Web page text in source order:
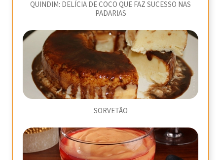
QUINDIM: DELÍCIA DE COCO QUE FAZ SUCESSO NAS
PADARIAS
SORVETÃO